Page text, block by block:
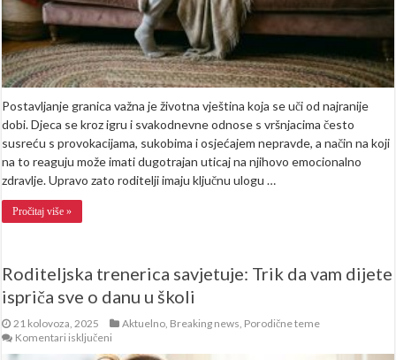
Postavljanje granica važna je životna vještina koja se uči od najranije
dobi. Djeca se kroz igru i svakodnevne odnose s vršnjacima često
susreću s provokacijama, sukobima i osjećajem nepravde, a način na koji
na to reaguju može imati dugotrajan uticaj na njihovo emocionalno
zdravlje. Upravo zato roditelji imaju ključnu ulogu …
Pročitaj više »
Roditeljska trenerica savjetuje: Trik da vam dijete
ispriča sve o danu u školi
21 kolovoza, 2025 Aktuelno Breaking news Porodične teme
Komentari isključeni